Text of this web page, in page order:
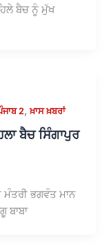
ਬੈਚ ਨੂੰ ਮੁੱਖ
2,ਖ਼ਾਸ ਖ਼ਬਰਾਂ
ਬੈਚ ਸਿੰਗਾਪੁਰ
ਭਗਵੰਤ ਮਾਨ
ਬਾਬਾ